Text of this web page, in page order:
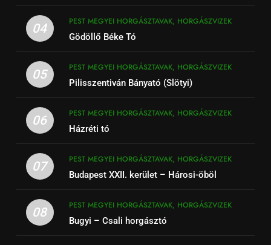
04
PEST MEGYEI HORGÁSZTAVAK, HORGÁSZVIZEK
Gödöllő Béke Tó
05
PEST MEGYEI HORGÁSZTAVAK, HORGÁSZVIZEK
Pilisszentiván Bányató (Slötyi)
06
PEST MEGYEI HORGÁSZTAVAK, HORGÁSZVIZEK
Házréti tó
07
PEST MEGYEI HORGÁSZTAVAK, HORGÁSZVIZEK
Budapest XXII. kerület – Hárosi-öböl
08
PEST MEGYEI HORGÁSZTAVAK, HORGÁSZVIZEK
Bugyi – Csali horgásztó